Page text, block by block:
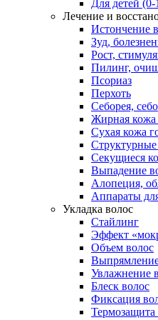
Для детей (0-
Лечение и
Истончение
Зуд,
Рост,
Пилинг,
Псориаз
Перхоть
Себорея,
Жирная кожа
Сухая кожа
Секущиеся
Выпадение
Алопеция,
Аппараты
Укладка волос
Стайлинг
Эффект
Объем волос
Увлажнение
Блеск волос
Фиксация
Термозащита